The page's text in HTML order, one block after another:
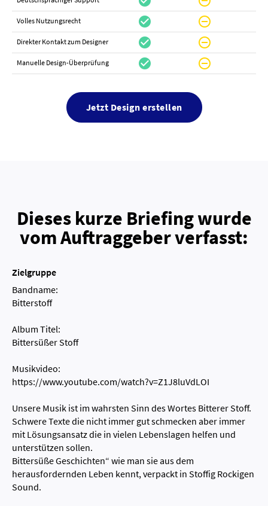
Volles Nutzungsrecht check_circle do_not_disturb_on
Direkter Kontakt zum Designer check_circle do_not_disturb_on
Manuelle Design-Überprüfung check_circle do_not_disturb_on
Jetzt Design erstellen
Dieses kurze Briefing wurde
vom Auftraggeber verfasst:
Zielgruppe
Bandname:
Bitterstoff
Album Titel:
Bittersüßer Stoff
Musikvideo:
https://www.youtube.com/watch?v=Z1J8luVdLOI
Unsere Musik ist im wahrsten Sinn des Wortes Bitterer Stoff.
Schwere Texte die nicht immer gut schmecken aber immer
mit Lösungsansatz die in vielen Lebenslagen helfen und
unterstützen sollen.
Bittersüße Geschichten“ wie man sie aus dem
herausfordernden Leben kennt, verpackt in Stoffig Rockigen
Sound.